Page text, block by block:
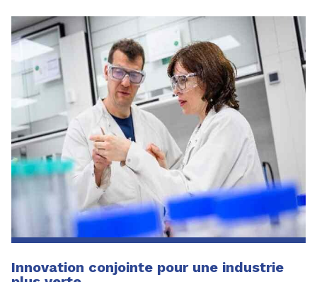
Innovation conjointe pour une industrie